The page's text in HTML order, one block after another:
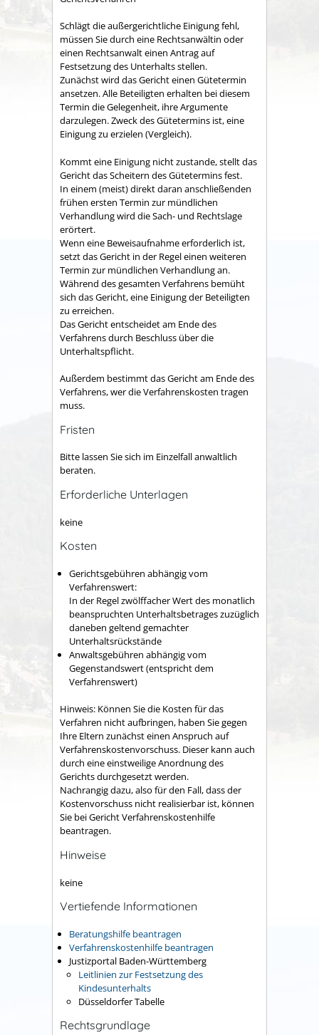
Schlägt die außergerichtliche Einigung fehl,
müssen Sie durch eine Rechtsanwältin oder
einen Rechtsanwalt einen Antrag auf
Festsetzung des Unterhalts stellen.
Zunächst wird das Gericht einen Gütetermin
ansetzen.Alle Beteiligten erhalten bei diesem
Termin die Gelegenheit, ihre Argumente
darzulegen. Zweck des Gütetermins ist, eine
Einigung zu erzielen (Vergleich).
Kommt eine Einigung nicht zustande, stellt das
Gericht das Scheitern des Gütetermins fest.
In einem (meist) direkt daran anschließenden
frühen ersten Termin zur mündlichen
Verhandlung wird die Sach- und Rechtslage
erörtert.
Wenn eine Beweisaufnahme erforderlich ist,
setzt das Gericht in der Regel einen weiteren
Termin zur mündlichen Verhandlung an.
Während des gesamten Verfahrens bemüht
sich das Gericht, eine Einigung der Beteiligten
zu erreichen.
Das Gericht entscheidet am Ende des
Verfahrens durch Beschluss über die
Unterhaltspflicht.
Außerdem bestimmt das Gericht am Ende des
Verfahrens, wer die Verfahrenskosten tragen
muss.
Fristen
Bitte lassen Sie sich im Einzelfall anwaltlich
beraten.
Erforderliche Unterlagen
keine
Kosten
Gerichtsgebühren abhängig vom
Verfahrenswert:
In der Regel zwölffacher Wert des monatlich
beanspruchten Unterhaltsbetrages zuzüglich
daneben geltend gemachter
Unterhaltsrückstände
Anwaltsgebühren abhängig vom
Gegenstandswert (entspricht dem
Verfahrenswert)
Hinweis: Können Sie die Kosten für das
Verfahren nicht aufbringen, haben Sie gegen
Ihre Eltern zunächst einen Anspruch auf
Verfahrenskostenvorschuss. Dieser kann auch
durch eine einstweilige Anordnung des
Gerichts durchgesetzt werden.
Nachrangig dazu, also für den Fall, dass der
Kostenvorschuss nicht realisierbar ist, können
Sie bei Gericht Verfahrenskostenhilfe
beantragen.
Hinweise
keine
Vertiefende Informationen
Beratungshilfe beantragen
Verfahrenskostenhilfe beantragen
Justizportal Baden-Württemberg
Leitlinien zur Festsetzung des
Kindesunterhalts
Düsseldorfer Tabelle
Rechtsgrundlage